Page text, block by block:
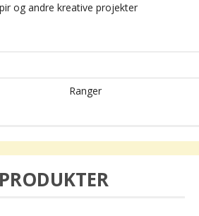
og andre kreative projekter
Ranger